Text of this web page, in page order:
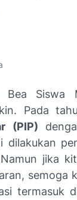
Bea Siswa
Pada
(PIP)
dilakukan
jika
semoga
termasuk